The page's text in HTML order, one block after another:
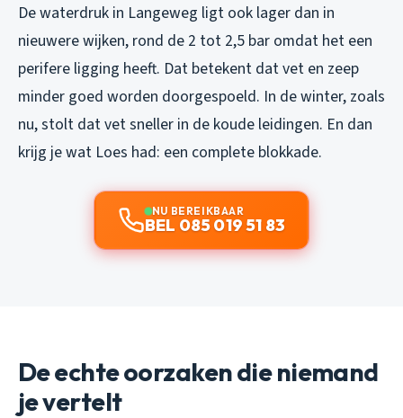
De waterdruk in Langeweg ligt ook lager dan in
nieuwere wijken, rond de 2 tot 2,5 bar omdat het een
perifere ligging heeft. Dat betekent dat vet en zeep
minder goed worden doorgespoeld. In de winter, zoals
nu, stolt dat vet sneller in de koude leidingen. En dan
krijg je wat Loes had: een complete blokkade.
NU BEREIKBAAR
BEL 085 019 51 83
De echte oorzaken die niemand
je vertelt